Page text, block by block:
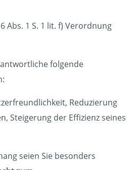
Abs. 1 S. 1 lit. f) Verordnung
folgende
Reduzierung
Steigerung der Effizienz seines
seien Sie besonders